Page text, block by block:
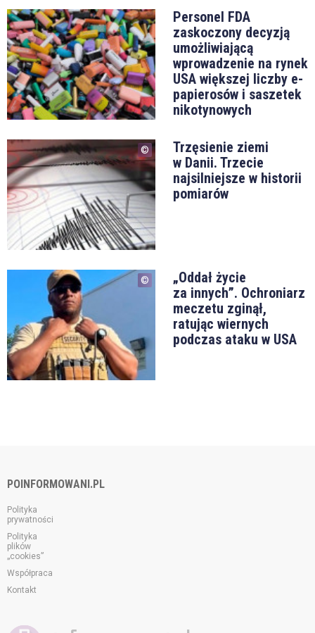
Personel FDA
zaskoczony decyzją
umożliwiającą
wprowadzenie na rynek
USA większej liczby e-
papierosów i saszetek
nikotynowych
Trzęsienie ziemi
w Danii. Trzecie
najsilniejsze w historii
pomiarów
„Oddał życie
za innych”. Ochroniarz
meczetu zginął,
ratując wiernych
podczas ataku w USA
POINFORMOWANI.PL
Polityka
prywatności
Polityka
plików
„cookies”
Współpraca
Kontakt